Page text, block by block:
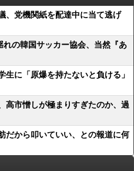
、党機関紙を配達中に当て逃げ
れの韓国サッカー協会、当然『あ
生に「原爆を持たないと負ける」
高市憎しが極まりすぎたのか、過
だから叩いていい、との報道に何